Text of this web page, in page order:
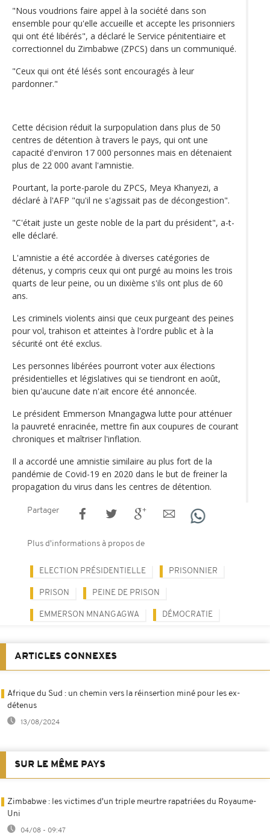
"Nous voudrions faire appel à la société dans son
ensemble pour qu'elle accueille et accepte les prisonniers
qui ont été libérés", a déclaré le Service pénitentiaire et
correctionnel du Zimbabwe (ZPCS) dans un communiqué.
"Ceux qui ont été lésés sont encouragés à leur
pardonner."
Cette décision réduit la surpopulation dans plus de 50
centres de détention à travers le pays, qui ont une
capacité d'environ 17 000 personnes mais en détenaient
plus de 22 000 avant l'amnistie.
Pourtant, la porte-parole du ZPCS, Meya Khanyezi, a
déclaré à l'AFP "qu'il ne s'agissait pas de décongestion".
"C'était juste un geste noble de la part du président", a-t-
elle déclaré.
L'amnistie a été accordée à diverses catégories de
détenus, y compris ceux qui ont purgé au moins les trois
quarts de leur peine, ou un dixième s'ils ont plus de 60
ans.
Les criminels violents ainsi que ceux purgeant des peines
pour vol, trahison et atteintes à l'ordre public et à la
sécurité ont été exclus.
Les personnes libérées pourront voter aux élections
présidentielles et législatives qui se tiendront en août,
bien qu'aucune date n'ait encore été annoncée.
Le président Emmerson Mnangagwa lutte pour atténuer
la pauvreté enracinée, mettre fin aux coupures de courant
chroniques et maîtriser l'inflation.
Il a accordé une amnistie similaire au plus fort de la
pandémie de Covid-19 en 2020 dans le but de freiner la
propagation du virus dans les centres de détention.
Partager
Plus d'informations à propos de
ELECTION PRÉSIDENTIELLE PRISONNIER
PRISON PEINE DE PRISON
EMMERSON MNANGAGWA DÉMOCRATIE
ARTICLES CONNEXES
Afrique du Sud : un chemin vers la réinsertion miné pour les ex-
détenus
13/08/2024
SUR LE MÊME PAYS
Zimbabwe : les victimes d'un triple meurtre rapatriées du Royaume-
Uni
04/08 - 09:47